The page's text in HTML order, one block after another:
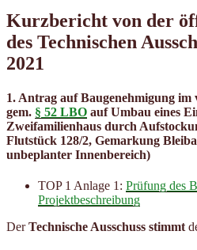
Kurzbericht von der
des Technischen
2021
1. Antrag auf Baugenehmigung
gem. § 52 LBO auf Umbau eines
Zweifamilienhaus durch
Flutstück 128/2, Gemarkung
unbeplanter Innenbereich)
TOP 1 Anlage 1: Prüfung des
Projektbeschreibung
DerTechnische Ausschuss stimmt